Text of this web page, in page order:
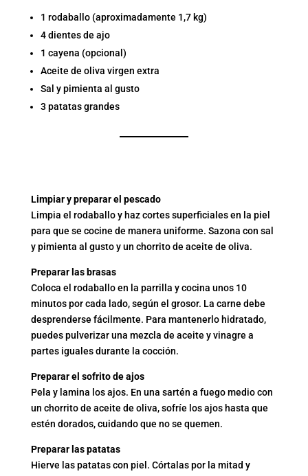
1 rodaballo (aproximadamente 1,7 kg)
4 dientes de ajo
1 cayena (opcional)
Aceite de oliva virgen extra
Sal y pimienta al gusto
3 patatas grandes
Limpiar y preparar el pescado
Limpia el rodaballo y haz cortes superficiales en la piel
para que se cocine de manera uniforme. Sazona con sal
y pimienta al gusto y un chorrito de aceite de oliva.
Preparar las brasas
Coloca el rodaballo en la parrilla y cocina unos 10
minutos por cada lado, según el grosor. La carne debe
desprenderse fácilmente. Para mantenerlo hidratado,
puedes pulverizar una mezcla de aceite y vinagre a
partes iguales durante la cocción.
Preparar el sofrito de ajos
Pela y lamina los ajos. En una sartén a fuego medio con
un chorrito de aceite de oliva, sofríe los ajos hasta que
estén dorados, cuidando que no se quemen.
Preparar las patatas
Hierve las patatas con piel. Córtalas por la mitad y